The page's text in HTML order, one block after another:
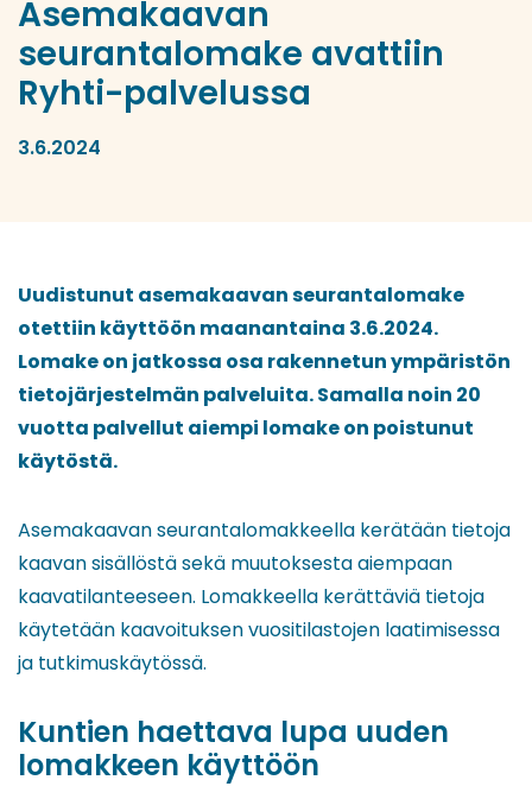
Asemakaavan
seurantalomake avattiin
Ryhti-palvelussa
3.6.2024
Uudistunut asemakaavan seurantalomake
otettiin käyttöön maanantaina 3.6.2024.
Lomake on jatkossa osa rakennetun ympäristön
tietojärjestelmän palveluita. Samalla noin 20
vuotta palvellut aiempi lomake on poistunut
käytöstä.
Asemakaavan seurantalomakkeella kerätään tietoja
kaavan sisällöstä sekä muutoksesta aiempaan
kaavatilanteeseen. Lomakkeella kerättäviä tietoja
käytetään kaavoituksen vuositilastojen laatimisessa
ja tutkimuskäytössä.
Kuntien haettava lupa uuden
lomakkeen käyttöön